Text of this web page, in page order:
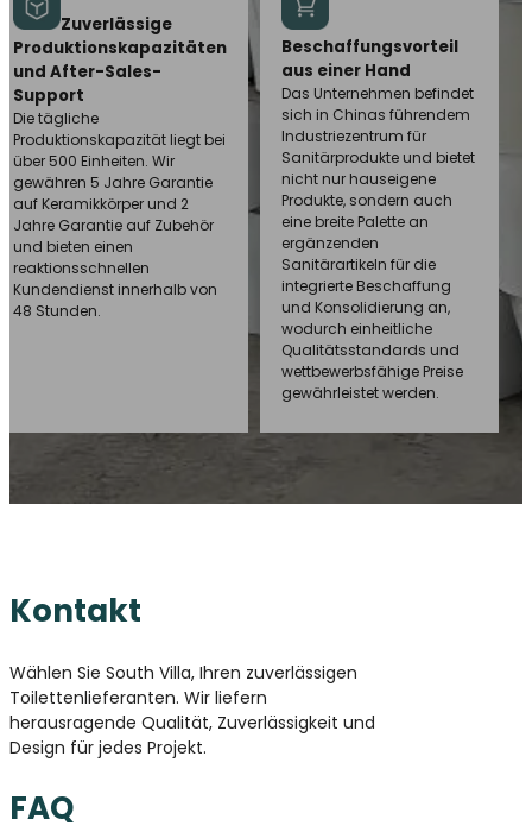
Zuverlässige
Produktionskapazitäten
und After-Sales-
Support
Die tägliche
Produktionskapazität liegt bei
über 500 Einheiten. Wir
gewähren 5 Jahre Garantie
auf Keramikkörper und 2
Jahre Garantie auf Zubehör
und bieten einen
reaktionsschnellen
Kundendienst innerhalb von
48 Stunden.
Beschaffungsvorteil
aus einer Hand
Das Unternehmen befindet
sich in Chinas führendem
Industriezentrum für
Sanitärprodukte und bietet
nicht nur hauseigene
Produkte, sondern auch
eine breite Palette an
ergänzenden
Sanitärartikeln für die
integrierte Beschaffung
und Konsolidierung an,
wodurch einheitliche
Qualitätsstandards und
wettbewerbsfähige Preise
gewährleistet werden.
Kontakt
Wählen Sie South Villa, Ihren zuverlässigen
Toilettenlieferanten. Wir liefern
herausragende Qualität, Zuverlässigkeit und
Design für jedes Projekt.
FAQ